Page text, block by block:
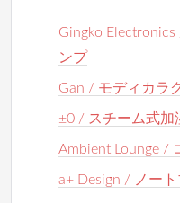
Gingko
ンプ
Gan / モディカラ
±0 / スチーム式加
Ambient Lounge /
a+ Design / ノー